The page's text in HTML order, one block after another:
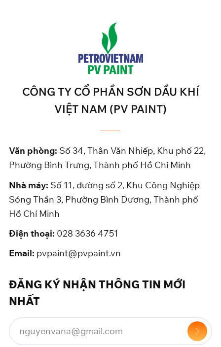
CÔNG TY CỔ PHẦN SƠN DẦU KHÍ
VIỆT NAM (PV PAINT)
Văn phòng: Số 34, Thân Văn Nhiếp, Khu phố 22,
Phường Bình Trưng, Thành phố Hồ Chí Minh
Nhà máy: Số 11, đường số 2, Khu Công Nghiệp
Sóng Thần 3, Phường Bình Dương, Thành phố
Hồ Chí Minh
Điện thoại: 028 3636 4751
Email: pvpaint@pvpaint.vn
ĐĂNG KÝ NHẬN THÔNG TIN MỚI
NHẤT